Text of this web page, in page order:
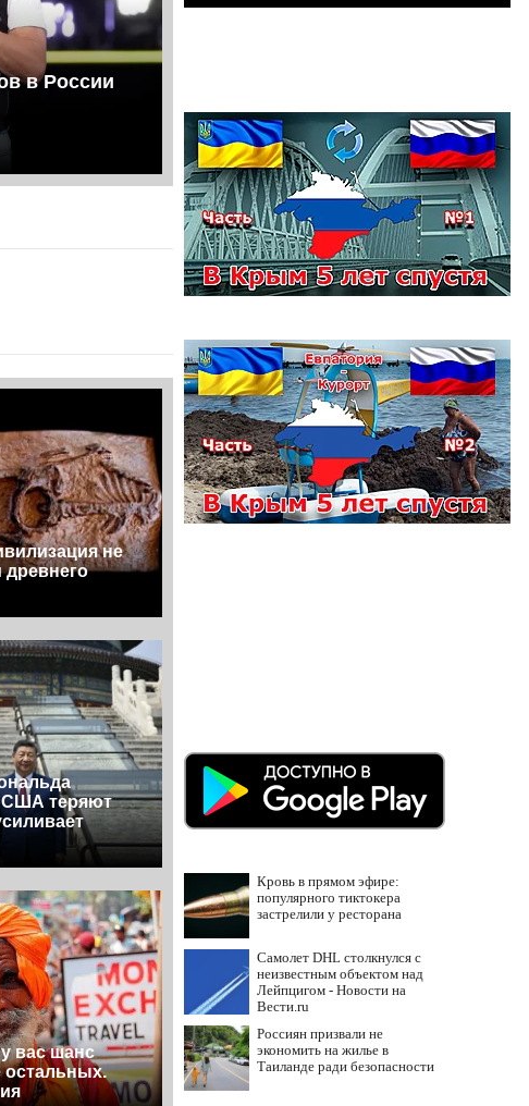
в России
не
древнего
США теряют
вас шанс
Кровь в прямом эфире:
популярного тиктокера
застрелили у ресторана
Самолет DHL столкнулся с
неизвестным объектом над
Лейпцигом - Новости на
Вести.ru
Россиян призвали не
экономить на жилье в
Таиланде ради безопасности